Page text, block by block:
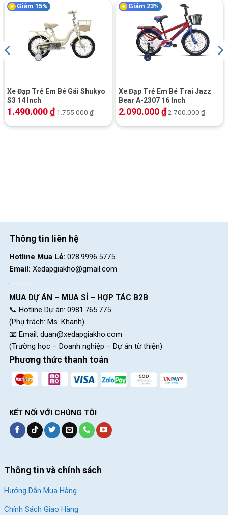
Giảm 15%
Xe Đạp Trẻ Em Bé Gái Shukyo
S3 14 Inch
1.490.000₫1.755.000₫
Giảm 23%
Xe Đạp Trẻ Em Bé Trai Jazz
Bear A-2307 16 Inch
2.090.000₫2.700.000₫
Thông tin liên hệ
Hotline Mua Lẻ: 028.9996.5775
Email: Xedapgiakho@gmail.com
MUA DỰ ÁN – MUA SỈ – HỢP TÁC B2B
📞 Hotline Dự án: 0981.765.775
(Phụ trách: Ms. Khanh)
📧 Email: duan@xedapgiakho.com
(Trường học – Doanh nghiệp – Dự án từ thiện)
Phương thức thanh toán
KẾT NỐI VỚI CHÚNG TÔI
Thông tin và chính sách
Hướng Dẫn Mua Hàng
Chính Sách Giao Hàng